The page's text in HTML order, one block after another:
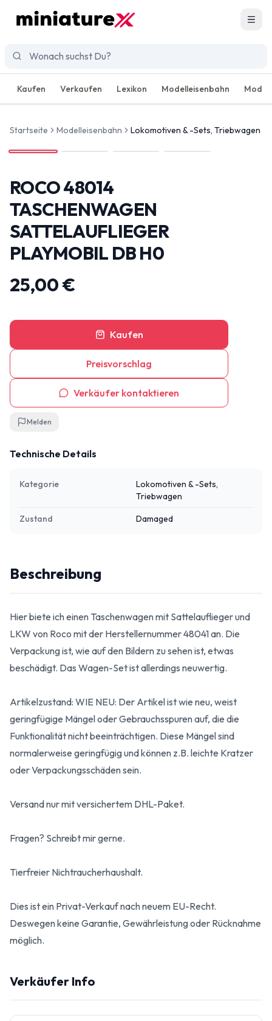
Menü
Kaufen Verkaufen Lexikon Modelleisenbahn
Startseite Modelleisenbahn Lokomotiven & -Sets, Triebwagen
ROCO 48014
TASCHENWAGEN
SATTELAUFLIEGER
PLAYMOBIL DB H0
25,00 €
Kaufen
Preisvorschlag
Verkäufer kontaktieren
Melden
Technische Details
Kategorie
Lokomotiven & -Sets,
Triebwagen
Zustand Damaged
Beschreibung
Hier biete ich einen Taschenwagen mit Sattelauflieger und
LKW von Roco mit der Herstellernummer 48041 an. Die
Verpackung ist, wie auf den Bildern zu sehen ist, etwas
beschädigt. Das Wagen-Set ist allerdings neuwertig.
Artikelzustand: WIE NEU: Der Artikel ist wie neu, weist
geringfügige Mängel oder Gebrauchsspuren auf, die die
Funktionalität nicht beeinträchtigen. Diese Mängel sind
normalerweise geringfügig und können z.B. leichte Kratzer
oder Verpackungsschäden sein.
Versand nur mit versichertem DHL-Paket.
Fragen? Schreibt mir gerne.
Tierfreier Nichtraucherhaushalt.
Dies ist ein Privat-Verkauf nach neuem EU-Recht.
Deswegen keine Garantie, Gewährleistung oder Rücknahme
möglich.
Verkäufer Info